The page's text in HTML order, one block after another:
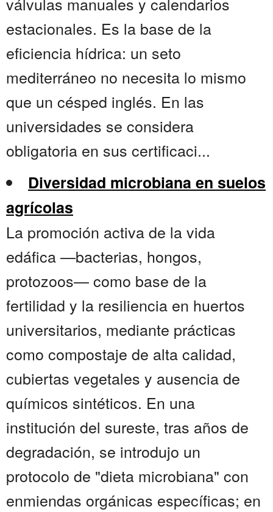
estacionales. Es la base de la
eficiencia hídrica: un seto
mediterráneo no necesita lo mismo
que un césped inglés. En las
universidades se considera
obligatoria en sus certificaci...
Diversidad microbiana en suelos
agrícolas
La promoción activa de la vida
edáfica —bacterias, hongos,
protozoos— como base de la
fertilidad y la resiliencia en huertos
universitarios, mediante prácticas
como compostaje de alta calidad,
cubiertas vegetales y ausencia de
químicos sintéticos. En una
institución del sureste, tras años de
degradación, se introdujo un
protocolo de "dieta microbiana" con
enmiendas orgánicas específicas; en